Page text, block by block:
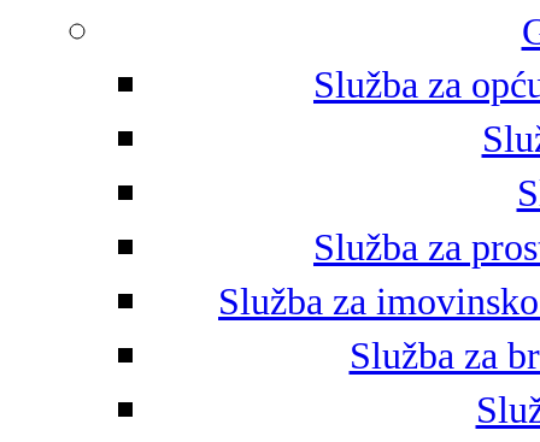
Služba za
Služba za
Služba za
Služba za